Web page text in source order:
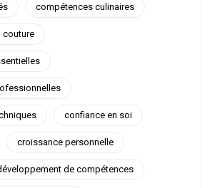
compétences culinaires
couture
confiance en soi
croissance personnelle
de compétences